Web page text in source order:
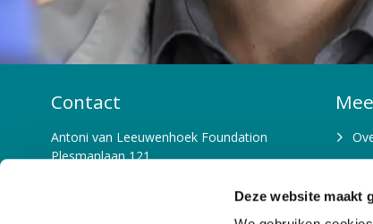
Deze website maakt
Contact
Antoni van Leeuwenhoek Foundation
Plesmanlaan 121